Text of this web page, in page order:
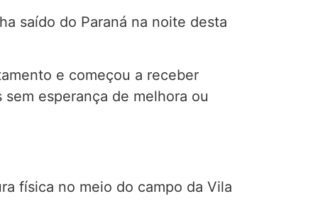
saído do Paraná na noite desta
e começou a receber
esperança de melhora ou
física no meio do campo da Vila